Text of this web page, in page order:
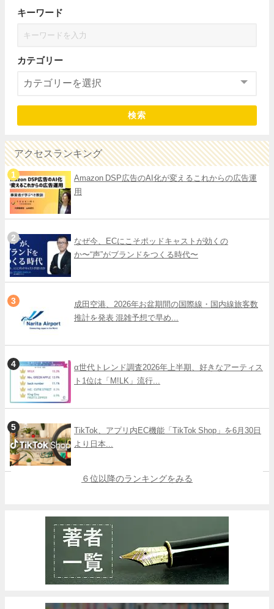
キーワード
カテゴリー
検索
アクセスランキング
Amazon DSP広告のAI化が変えるこれからの広告運
用
なぜ今、ECにこそポッドキャストが効くの
か〜“声”がブランドをつくる時代〜
成田空港、2026年お盆期間の国際線・国内線旅客数
推計を発表 混雑予想で早め...
α世代トレンド調査2026年上半期、好きなアーティス
ト1位は「M!LK」流行...
TikTok、アプリ内EC機能「TikTok Shop」を6月30日
より日本...
６位以降のランキングをみる